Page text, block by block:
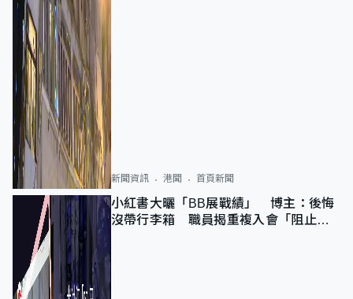
新聞資訊 港聞 首頁新聞
小紅書大曬「BB展戰績」 博主：後悔
沒帶行李箱 職員揭重複入會「阻止唔